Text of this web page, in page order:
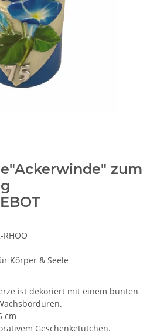
zum
RHOO
Körper & Seele
ist dekoriert mit einem bunten
cm
Geschenketütchen.